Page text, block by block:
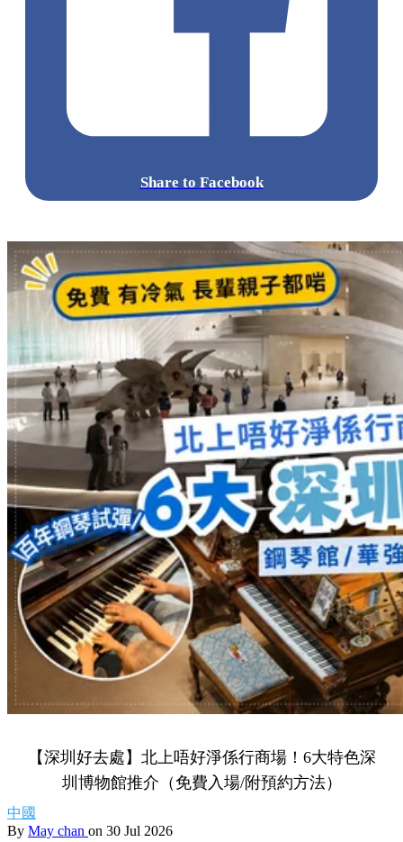
Share to Facebook
【深圳好去處】北上唔好淨係行商場！6大特色深
圳博物館推介（免費入場/附預約方法）
中國
By May chan on 30 Jul 2026